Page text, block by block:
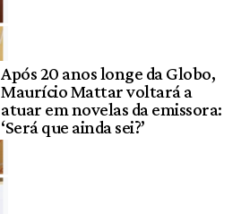
Após 20 anos longe da Globo,
Maurício Mattar voltará a
atuar em novelas da emissora:
‘Será que ainda sei?’